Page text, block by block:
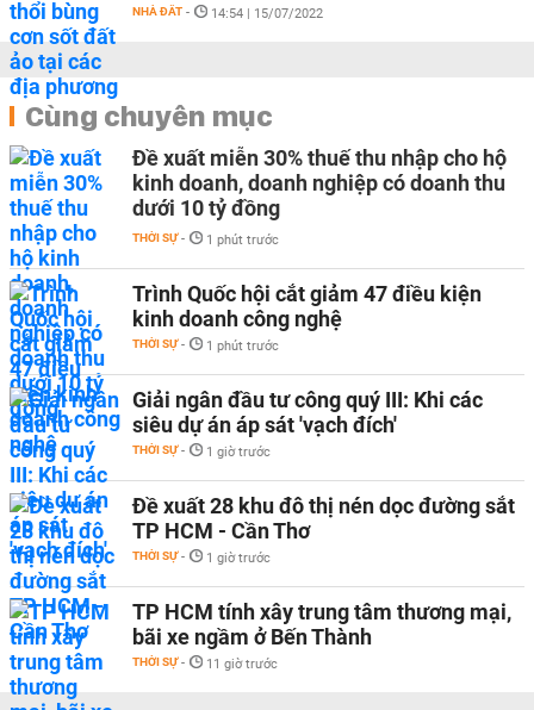
NHÀ ĐẤT - 14:54 | 15/07/2022
Cùng chuyên mục
Đề xuất miễn 30% thuế thu nhập cho hộ
kinh doanh, doanh nghiệp có doanh thu
dưới 10 tỷ đồng
THỜI SỰ - 1 phút trước
Trình Quốc hội cắt giảm 47 điều kiện
kinh doanh công nghệ
THỜI SỰ - 1 phút trước
Giải ngân đầu tư công quý III: Khi các
siêu dự án áp sát 'vạch đích'
THỜI SỰ - 1 giờ trước
Đề xuất 28 khu đô thị nén dọc đường sắt
TP HCM - Cần Thơ
THỜI SỰ - 1 giờ trước
TP HCM tính xây trung tâm thương mại,
bãi xe ngầm ở Bến Thành
THỜI SỰ - 11 giờ trước